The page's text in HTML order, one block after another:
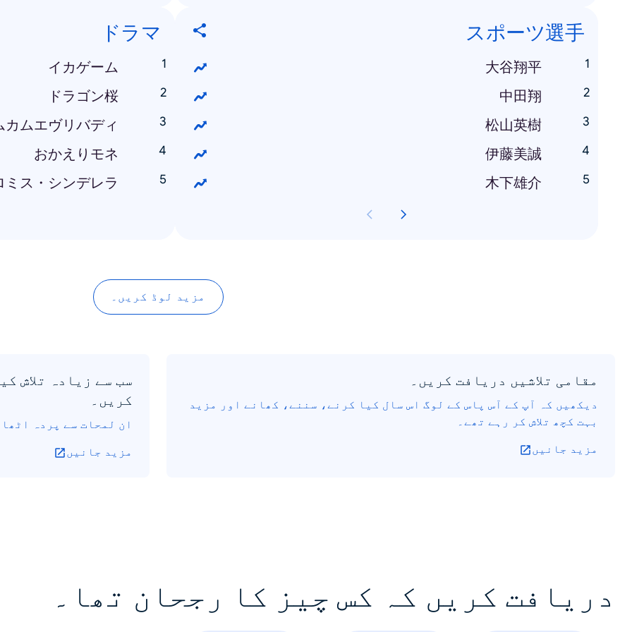
スポーツ選手
大谷翔平
中田翔
松山英樹
伊藤美誠
木下雄介
ドラマ
イカゲーム
ドラゴン桜
カムエヴリバディ
おかえりモネ
ミス・シンデレラ
مزید لوڈ کریں۔
مقامی تلاشیں دریافت کریں۔
دیکھیں کہ آپ کے آس پاس کے لوگ اس سال کیا کرنے، سننے، کھانے اور مزید
بہت کچھ تلاش کر رہے تھے۔
مزید جانیں
سب سے زیادہ تلاش
کریں۔
ان لمحات سے پردہ اٹھائیں جنہوں نے
مزید جانیں
دریافت کریں کہ کس چیز کا رجحان تھا۔